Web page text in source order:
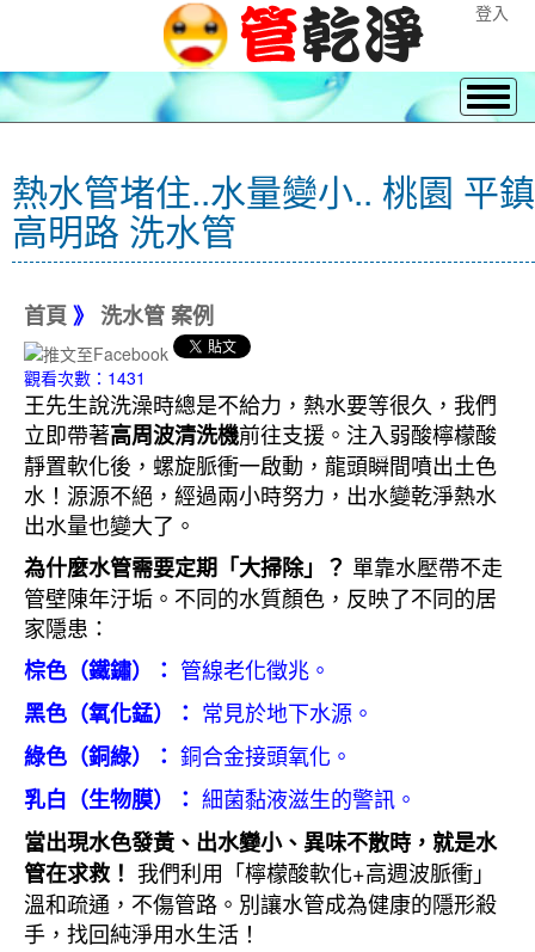
登入
熱水管堵住..水量變小.. 桃園 平鎮
高明路 洗水管
首頁 》 洗水管 案例
觀看次數：1431
王先生說洗澡時總是不給力，熱水要等很久，我們
立即帶著高周波清洗機前往支援。注入弱酸檸檬酸
靜置軟化後，螺旋脈衝一啟動，龍頭瞬間噴出土色
水！源源不絕，經過兩小時努力，出水變乾淨熱水
出水量也變大了。
為什麼水管需要定期「大掃除」？ 單靠水壓帶不走
管壁陳年汙垢。不同的水質顏色，反映了不同的居
家隱患：
棕色（鐵鏽）： 管線老化徵兆。
黑色（氧化錳）： 常見於地下水源。
綠色（銅綠）： 銅合金接頭氧化。
乳白（生物膜）： 細菌黏液滋生的警訊。
當出現水色發黃、出水變小、異味不散時，就是水
管在求救！ 我們利用「檸檬酸軟化+高週波脈衝」
溫和疏通，不傷管路。別讓水管成為健康的隱形殺
手，找回純淨用水生活！